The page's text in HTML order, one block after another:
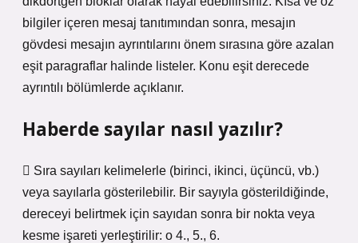
bilgiler içeren mesaj tanıtımından sonra, mesajın
gövdesi mesajın ayrıntılarını önem sırasına göre azalan
eşit paragraflar halinde listeler. Konu eşit derecede
ayrıntılı bölümlerde açıklanır.
Haberde sayılar nasıl yazılır?
 Sıra sayıları kelimelerle (birinci, ikinci, üçüncü, vb.)
veya sayılarla gösterilebilir. Bir sayıyla gösterildiğinde,
dereceyi belirtmek için sayıdan sonra bir nokta veya
kesme işareti yerleştirilir: o 4., 5., 6.